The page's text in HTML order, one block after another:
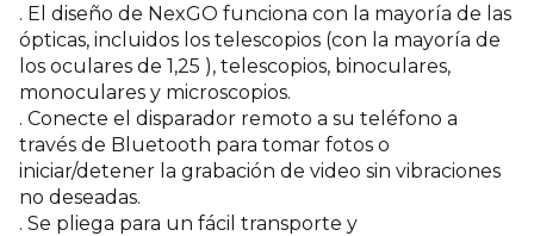
. El diseño de NexGO funciona con la mayoría de las
ópticas, incluidos los telescopios (con la mayoría de
los oculares de 1,25 ), telescopios, binoculares,
monoculares y microscopios.
. Conecte el disparador remoto a su teléfono a
través de Bluetooth para tomar fotos o
iniciar/detener la grabación de video sin vibraciones
no deseadas.
. Se pliega para un fácil transporte y